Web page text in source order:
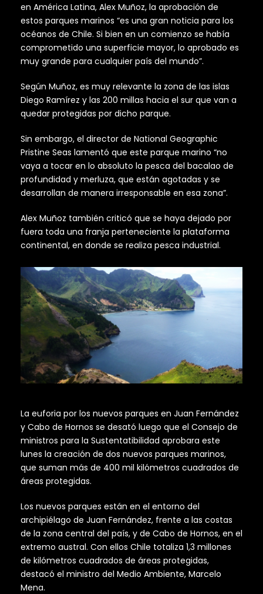
en América Latina, Alex Muñoz, la aprobación de
estos parques marinos “es una gran noticia para los
océanos de Chile. Si bien en un comienzo se había
comprometido una superficie mayor, lo aprobado es
muy grande para cualquier país del mundo”.
Según Muñoz, es muy relevante la zona de las islas
Diego Ramírez y las 200 millas hacia el sur que van a
quedar protegidas por dicho parque.
Sin embargo, el director de National Geographic
Pristine Seas lamentó que este parque marino “no
vaya a tocar en lo absoluto la pesca del bacalao de
profundidad y merluza, que están agotadas y se
desarrollan de manera irresponsable en esa zona”.
Alex Muñoz también criticó que se haya dejado por
fuera toda una franja perteneciente la plataforma
continental, en donde se realiza pesca industrial.
La euforia por los nuevos parques en Juan Fernández
y Cabo de Hornos se desató luego que el Consejo de
ministros para la Sustentatibilidad aprobara este
lunes la creación de dos nuevos parques marinos,
que suman más de 400 mil kilómetros cuadrados de
áreas protegidas.
Los nuevos parques están en el entorno del
archipiélago de Juan Fernández, frente a las costas
de la zona central del país, y de Cabo de Hornos, en el
extremo austral. Con ellos Chile totaliza 1,3 millones
de kilómetros cuadrados de áreas protegidas,
destacó el ministro del Medio Ambiente, Marcelo
Mena.